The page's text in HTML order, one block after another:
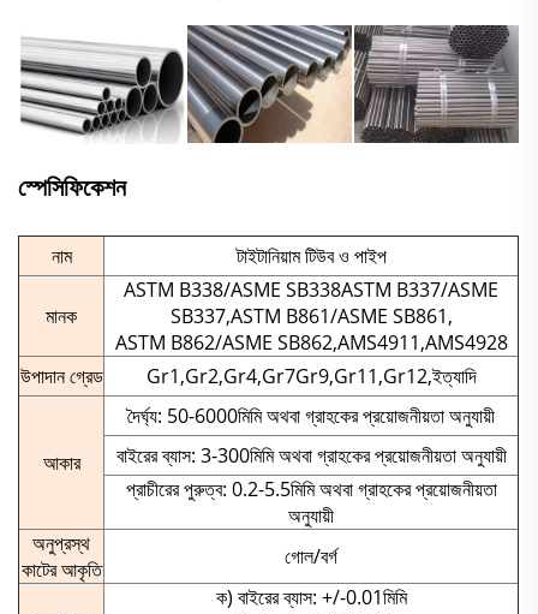
স্পেসিফিকেশন
নাম টাইটানিয়াম টিউব ও পাইপ
মানক
ASTM B338/ASME SB338ASTM B337/ASME
SB337,ASTM B861/ASME SB861,
ASTM B862/ASME SB862,AMS4911,AMS4928
উপাদান গ্রেড
Gr1,Gr2,Gr4,Gr7Gr9,Gr11,Gr12,ইত্যাদি
আকার
দৈর্ঘ্য: 50-6000মিমি অথবা গ্রাহকের প্রয়োজনীয়তা অনুযায়ী
বাইরের ব্যাস: 3-300মিমি অথবা গ্রাহকের প্রয়োজনীয়তা অনুযায়ী
প্রাচীরের পুরুত্ব: 0.2-5.5মিমি অথবা গ্রাহকের প্রয়োজনীয়তা
অনুযায়ী
অনুপ্রস্থ
কাটের আকৃতি
গোল/বর্গ
ক) বাইরের ব্যাস: +/-0.01মিমি